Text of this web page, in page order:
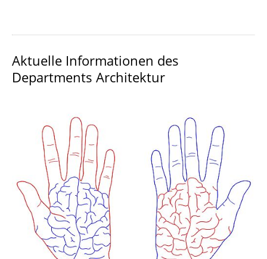
Aktuelle Informationen des
Departments Architektur